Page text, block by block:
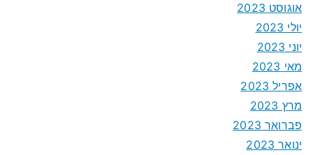
אוגוסט 2023
יולי 2023
יוני 2023
מאי 2023
אפריל 2023
מרץ 2023
פברואר 2023
ינואר 2023